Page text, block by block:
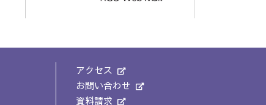
アクセス
お問い合わせ
資料請求